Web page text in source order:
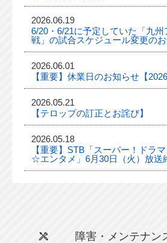
2026.06.19
6/20・6/21に予定していた「九
戦」の試合スケジュール変更の
2026.06.01
【重要】休業日のお知らせ【
2026.05.21
【テロップの訂正とお詫び】
2026.05.18
【重要】STB「スーパー！ドラ
☆エンタメ」6月30日（火）放送
障害・メンテナン